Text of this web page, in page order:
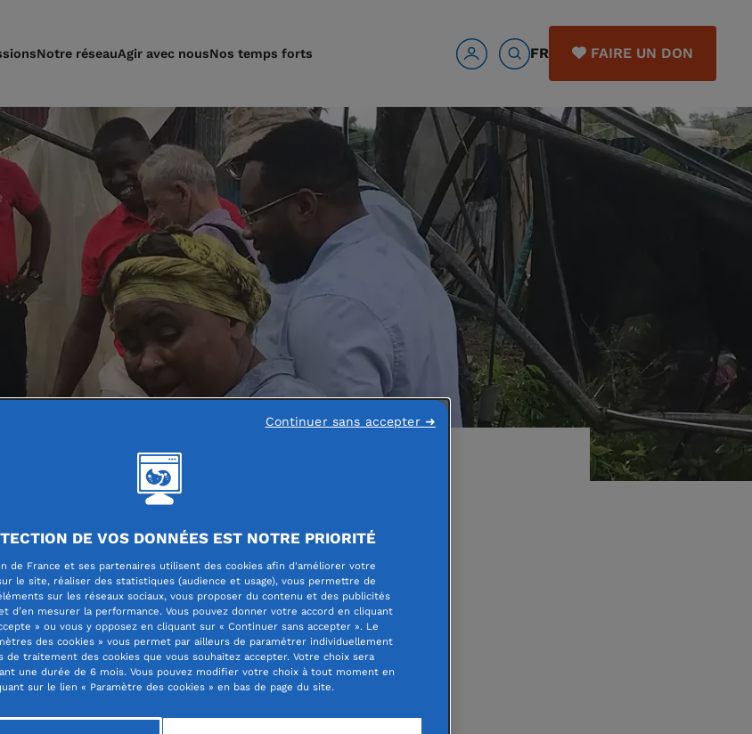
Notre réseauAgir avec nousNos temps forts FR FAIRE UN DON
: 6 mois
DE VOS DONNÉES EST NOTRE PRIORITÉ
de France et ses partenaires utilisent des cookies afin d'améliorer votre
le site, réaliser des statistiques (audience et usage), vous permettre de
sur les réseaux sociaux, vous proposer du contenu et des publicités
d’en mesurer la performance. Vous pouvez donner votre accord en cliquant
» ou vous y opposez en cliquant sur « Continuer sans accepter ». Le
des cookies » vous permet par ailleurs de paramétrer individuellement
de traitement des cookies que vous souhaitez accepter. Votre choix sera
une durée de 6 mois. Vous pouvez modifier votre choix à tout moment en
sur le lien « Paramètre des cookies » en bas de page du site.
Continuer sans accepter ➜